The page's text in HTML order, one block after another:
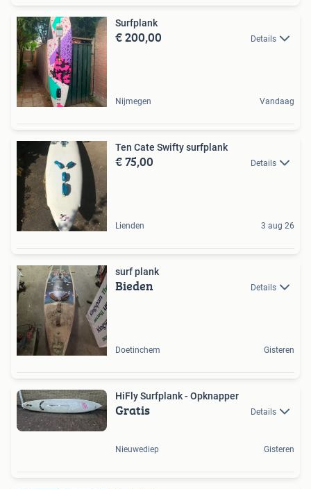
Surfplank
€ 200,00 Details
Nijmegen Vandaag
Ten Cate Swifty surfplank
€ 75,00 Details
Lienden 3 aug 26
surf plank
Bieden Details
Doetinchem Gisteren
HiFly Surfplank - Opknapper
Gratis Details
Nieuwediep Gisteren